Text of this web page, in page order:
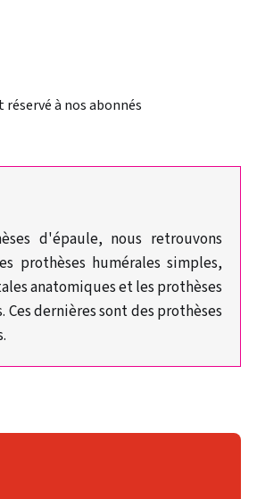
à nos abonnés
d'épaule, nous retrouvons
prothèses humérales simples,
anatomiques et les prothèses
Ces dernières sont des prothèses